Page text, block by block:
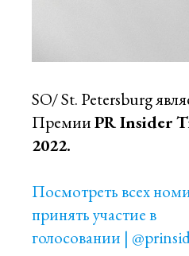
SO/ St. Petersburg
ПремииPR Insider
2022.
Посмотреть всех
принять участие в
голосовании |